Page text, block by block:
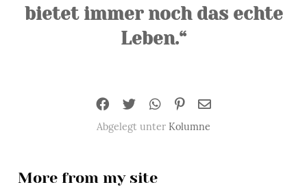
bietet immer noch das echte
Leben.“
Abgelegt unter Kolumne
More from my site